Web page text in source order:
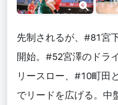
先制されるが、#81宮
開始。#52宮澤のドラ
リースロー、#10町田
でリードを広げる。中